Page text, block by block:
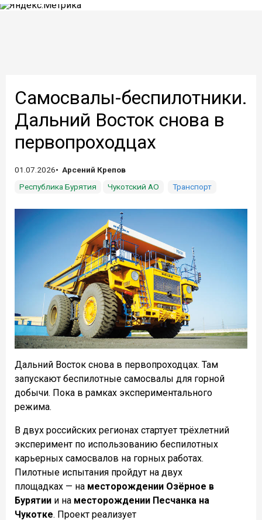
Самосвалы-беспилотники.
Дальний Восток снова в
первопроходцах
01.07.2026
Арсений Крепов
Республика Бурятия
Чукотский АО Транспорт
Дальний Восток снова в первопроходцах. Там
запускают беспилотные самосвалы для горной
добычи. Пока в рамках экспериментального
режима.
В двух российских регионах стартует трёхлетний
эксперимент по использованию беспилотных
карьерных самосвалов на горных работах.
Пилотные испытания пройдут на двух
площадках — на месторождении Озёрное в
Бурятии и на месторождении Песчанка на
Чукотке. Проект реализует